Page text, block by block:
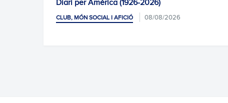
Diari per Amèrica (1926-2026)
CLUB, MÓN SOCIAL I AFICIÓ 08/08/2026